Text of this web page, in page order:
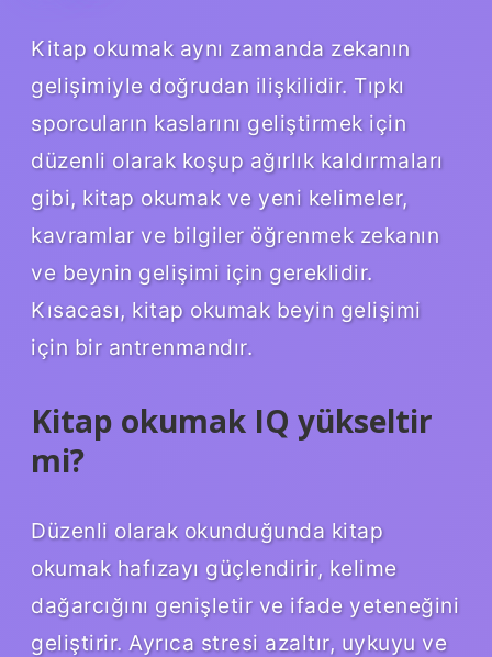
Kitap okumak aynı zamanda zekanın
gelişimiyle doğrudan ilişkilidir. Tıpkı
sporcuların kaslarını geliştirmek için
düzenli olarak koşup ağırlık kaldırmaları
gibi, kitap okumak ve yeni kelimeler,
kavramlar ve bilgiler öğrenmek zekanın
ve beynin gelişimi için gereklidir.
Kısacası, kitap okumak beyin gelişimi
için bir antrenmandır.
Kitap okumak IQ yükseltir
mi?
Düzenli olarak okunduğunda kitap
okumak hafızayı güçlendirir, kelime
dağarcığını genişletir ve ifade yeteneğini
geliştirir. Ayrıca stresi azaltır, uykuyu ve